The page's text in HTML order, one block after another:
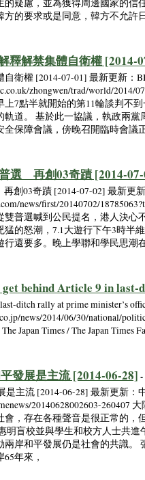
疑慮，並為獲得周邊國家的
的要求或是同意，韓方不允許
釋解禁集體自衛權 [2014-
衛權 [2014-07-01] 最新更新：
zhongwen/trad/world/2014/
上7點半就開始的第11輪談判不
道。 基於此一協議，執政兩
保障會議，傍晚召開臨時會議
選 再創03奇蹟 [2014-
創03奇蹟 [2014-07-02] 最新更
news/first/20140702/
普選喊到公民提名，港人決
的怒潮，7.1大遊行下午3時半
行還要多。晚上學聯和學民思
get behind Article 9 in
ditch rally at prime minister’s
news/2014/06/30/national/
Japan Times / The Japan Times
發展是主流 [2014-06-28] -
主流 [2014-06-28] 最新更新：
20140628002603-
，存在各種聲音是很正常的
明盲校並與學生和校方人士共
岸和平發展仍是社會的共識
年來，